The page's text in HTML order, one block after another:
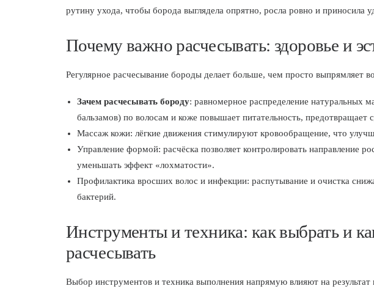
рутину ухода, чтобы борода выглядела опрятно, росла ровно и приносила
Почему важно расчесывать: здоровье и
Регулярное расчесывание бороды делает больше, чем просто выпрямляет
Зачем расчесывать бороду: равномерное распределение натуральных
бальзамов) по волосам и коже повышает питательность, предотвращает
Массаж кожи: лёгкие движения стимулируют кровообращение, что
Управление формой: расчёска позволяет контролировать направление
уменьшать эффект «лохматости».
Профилактика вросших волос и инфекции: распутывание и очистка
бактерий.
Инструменты и техника: как выбрать и
расчесывать
Выбор инструментов и техника выполнения напрямую влияют на результат